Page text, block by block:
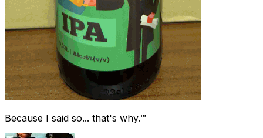
Because I said so... that's why.™